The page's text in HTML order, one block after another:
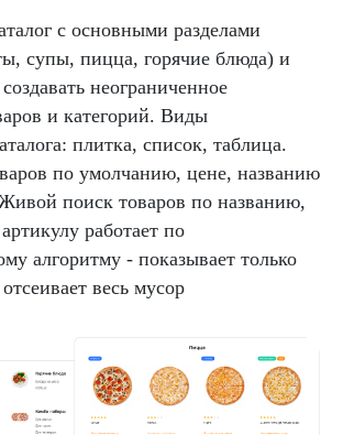
с основными разделами
супы, пицца, горячие блюда) и
неограниченное
и категорий. Виды
плитка, список, таблица.
по умолчанию, цене, названию
поиск товаров по названию,
работает по
алгоритму - показывает только
весь мусор